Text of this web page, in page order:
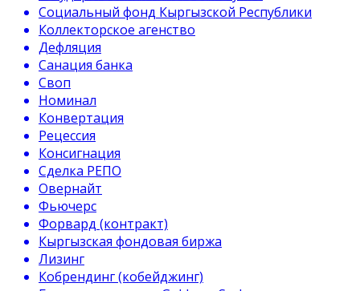
Социальный фонд Кыргызской Республики
Коллекторское агенство
Дефляция
Санация банка
Своп
Номинал
Конвертация
Рецессия
Консигнация
Сделка РЕПО
Овернайт
Фьючерс
Форвард (контракт)
Кыргызская фондовая биржа
Лизинг
Кобрендинг (кобейджинг)